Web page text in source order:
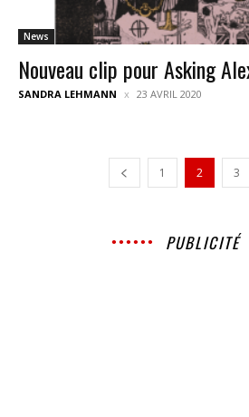
News
Nouveau clip pour Asking
SANDRA LEHMANN 23 AVRIL 2020
1 2 3
PUBLICITÉ